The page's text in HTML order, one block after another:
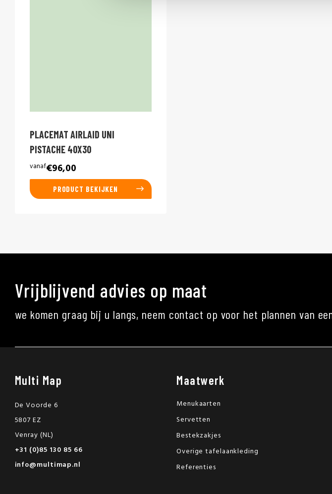
PLACEMAT AIRLAID UNI
PISTACHE 40X30
vanaf€96,00
PRODUCT BEKIJKEN
Vrijblijvend advies op maat
we komen graag bij u langs, neem contact op voor het plannen van
Multi Map
De Voorde 6
5807 EZ
Venray (NL)
+31 (0)85 130 85 66
info@multimap.nl
Maatwerk
Menukaarten
Servetten
Bestekzakjes
Overige tafelaankleding
Referenties